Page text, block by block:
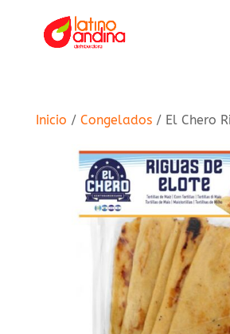
Inicio / Congelados/ El Chero